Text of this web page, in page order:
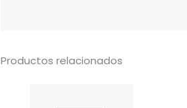
Productos relacionados